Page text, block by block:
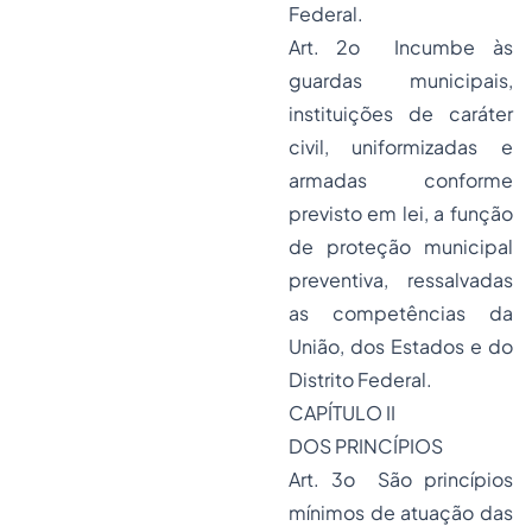
Federal.
Art. 2o Incumbe às
guardas municipais,
instituições de caráter
civil, uniformizadas e
armadas conforme
previsto em lei, a função
de proteção municipal
preventiva, ressalvadas
as competências da
União, dos Estados e do
Distrito Federal.
CAPÍTULO II
DOS PRINCÍPIOS
Art. 3o São princípios
mínimos de atuação das